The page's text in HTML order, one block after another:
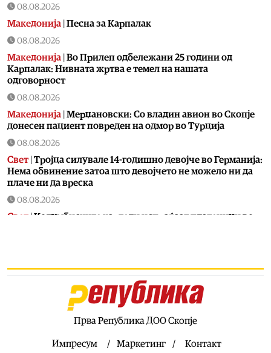
08.08.2026
Македонија Песна за Карпалак
08.08.2026
Македонија Во Прилеп одбележани 25 години од
Карпалак: Нивната жртва е темел на нашата
одговорност
08.08.2026
Македонија Мерџановски: Со владин авион во Скопје
донесен пациент повреден на одмор во Турција
08.08.2026
Свет| Тројца силувале 14-годишно девојче во Германија:
Нема обвинение затоа што девојчето не можело ни да
плаче ни да вреска
08.08.2026
Свет |Колумбиските картели испраќаат платеници во
Свет|„Фајненшл тајмс“: Иранските такси за бродски
премин низ Ормутскиот Теснец се правно издржани
Кризата во Сеута ја разоткри слабостa на ЕУ,
08.08.2026
Прва Република ДОО Скопје
Импресум Маркетинг Контакт